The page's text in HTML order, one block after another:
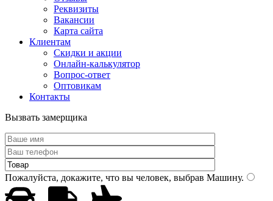
Реквизиты
Вакансии
Карта сайта
Клиентам
Скидки и акции
Онлайн-калькулятор
Вопрос-ответ
Оптовикам
Контакты
Вызвать замерщика
Пожалуйста, докажите, что вы человек, выбрав Машину.